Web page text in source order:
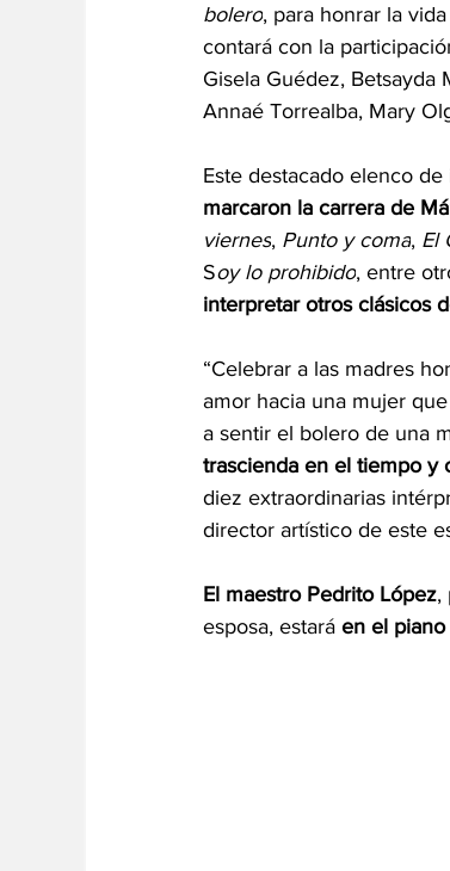
bolero, para honrar la
contará con la
Gisela Guédez, Betsayda
Annaé Torrealba, Mary
Este destacado elenco
marcaron la carrera de
viernes, Punto y coma, El
Soy lo prohibido, entre
interpretar otros clásicos
“Celebrar a las madres
amor hacia una mujer
a sentir el bolero de una
trascienda en el tiempo y
diez extraordinarias
director artístico de este
El maestro Pedrito López,
esposa, estará en el